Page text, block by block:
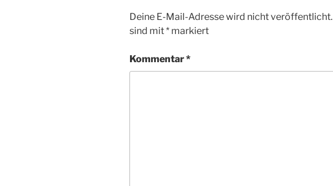
Deine E-Mail-Adresse wird nicht veröffentlicht.
sind mit* markiert
Kommentar*